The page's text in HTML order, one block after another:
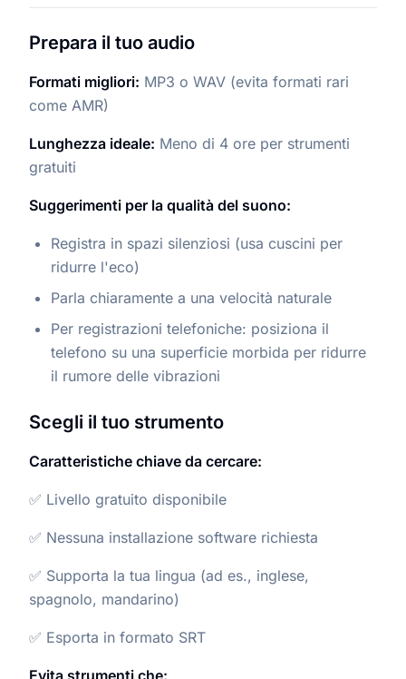
Prepara il tuo audio
Formati migliori: MP3 o WAV (evita formati rari
come AMR)
Lunghezza ideale: Meno di 4 ore per strumenti
gratuiti
Suggerimenti per la qualità del suono:
Registra in spazi silenziosi (usa cuscini per
ridurre l'eco)
Parla chiaramente a una velocità naturale
Per registrazioni telefoniche: posiziona il
telefono su una superficie morbida per ridurre
il rumore delle vibrazioni
Scegli il tuo strumento
Caratteristiche chiave da cercare:
✅ Livello gratuito disponibile
✅ Nessuna installazione software richiesta
✅ Supporta la tua lingua (ad es., inglese,
spagnolo, mandarino)
✅ Esporta in formato SRT
Evita strumenti che: